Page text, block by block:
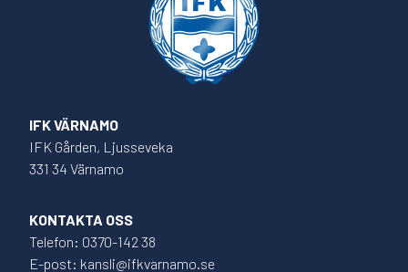
IFK VÄRNAMO
IFK Gården, Ljusseveka
331 34 Värnamo
KONTAKTA OSS
Telefon: 0370-142 38
E-post: kansli@ifkvarnamo.se